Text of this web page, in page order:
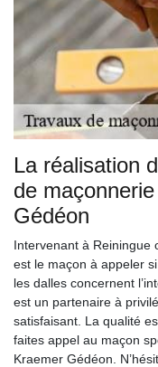
La réalisation
de
Gédéon
Intervenant à Reiningue
est le maçon à appeler
les dalles concernent
est un partenaire à
satisfaisant. La qualité
faites appel au maçon
Kraemer Gédéon.